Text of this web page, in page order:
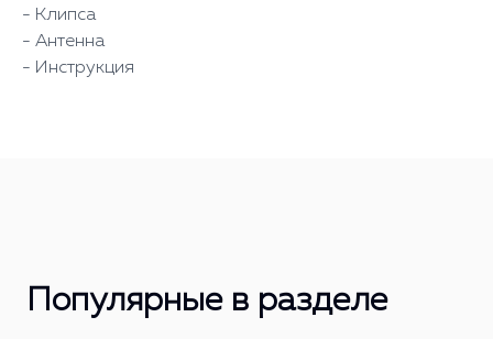
- Клипса
- Антенна
- Инструкция
Популярные в разделе